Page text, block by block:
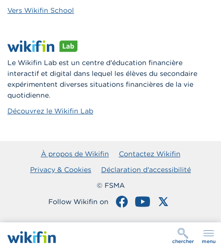
chercher menu
Vers Wikifin School
Le Wikifin Lab est un centre d'éducation financière
interactif et digital dans lequel les élèves du secondaire
expérimentent diverses situations financières de la vie
quotidienne.
Découvrez le Wikifin Lab
À propos de Wikifin
Contactez Wikifin
Privacy & Cookies
Déclaration d'accessibilité
© FSMA
Follow Wikifin on